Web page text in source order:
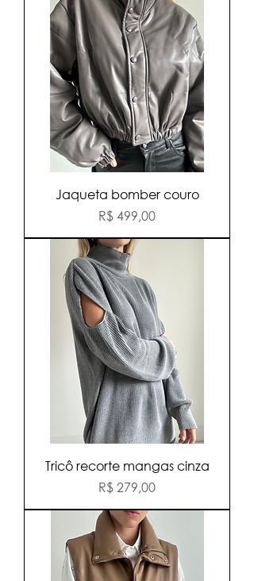
Jaqueta bomber couro
Preço
R$ 499,00
Tricô recorte mangas cinza
Preço
R$ 279,00